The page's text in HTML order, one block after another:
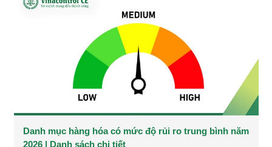
Danh mục hàng hóa có mức độ rủi ro trung bình năm
2026 | Danh sách chi tiết